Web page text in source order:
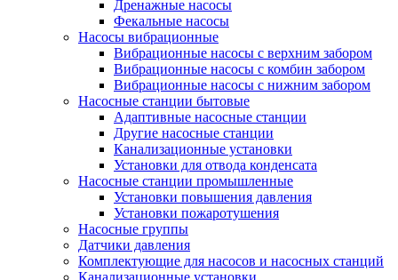
Дренажные насосы
Фекальные насосы
Насосы вибрационные
Вибрационные насосы с верхним забором
Вибрационные насосы с комбин забором
Вибрационные насосы с нижним забором
Насосные станции бытовые
Адаптивные насосные станции
Другие насосные станции
Канализационные установки
Установки для отвода конденсата
Насосные станции промышленные
Установки повышения давления
Установки пожаротушения
Насосные группы
Датчики давления
Комплектующие для насосов и насосных станций
Канализационные установки